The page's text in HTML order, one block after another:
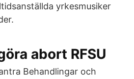
yrkesmusiker
abort RFSU
Behandlingar och